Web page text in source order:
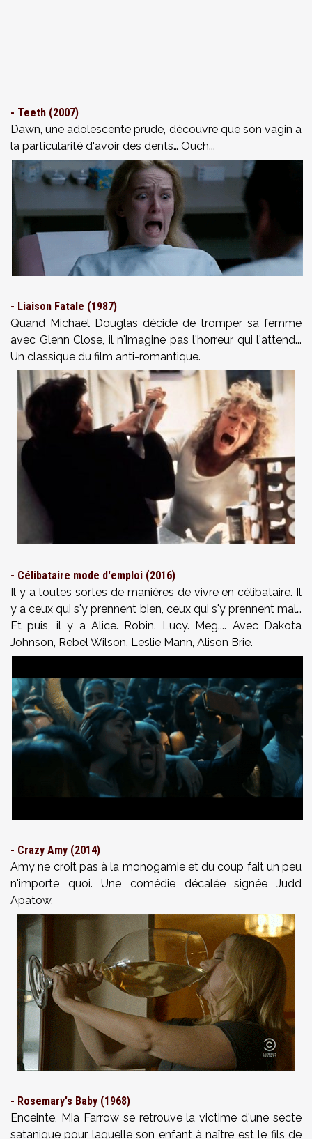
- Teeth (2007)
Dawn, une adolescente prude, découvre que son vagin a
la particularité d'avoir des dents… Ouch...
- Liaison Fatale (1987)
Quand Michael Douglas décide de tromper sa femme
avec Glenn Close, il n'imagine pas l'horreur qui l'attend...
Un classique du film anti-romantique.
- Célibataire mode d'emploi (2016)
Il y a toutes sortes de manières de vivre en célibataire. Il
y a ceux qui s'y prennent bien, ceux qui s'y prennent mal…
Et puis, il y a Alice. Robin. Lucy. Meg.... Avec Dakota
Johnson, Rebel Wilson, Leslie Mann, Alison Brie.
- Crazy Amy (2014)
Amy ne croit pas à la monogamie et du coup fait un peu
n'importe quoi. Une comédie décalée signée Judd
Apatow.
- Rosemary's Baby (1968)
Enceinte, Mia Farrow se retrouve la victime d'une secte
satanique pour laquelle son enfant à naître est le fils de